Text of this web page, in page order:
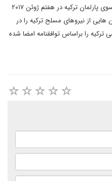
این اظهارنظر در پی تصویب لایحه ای از سوی پارلمان ترکیه در هفتم ژوئن ۲۰۱۷
هایی از نیروهای مسلح ترکیه را در
ترکیه را براساس توافقنامه امضا شده